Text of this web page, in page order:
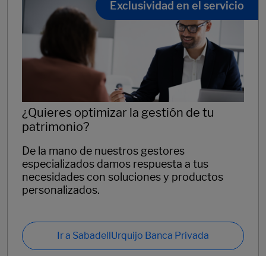
Exclusividad en el servicio
¿Quieres optimizar la gestión de tu
patrimonio?
De la mano de nuestros gestores
especializados damos respuesta a tus
necesidades con soluciones y productos
personalizados.
Ir a SabadellUrquijo Banca Privada